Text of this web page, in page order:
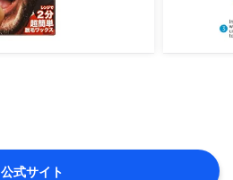
公式サイト